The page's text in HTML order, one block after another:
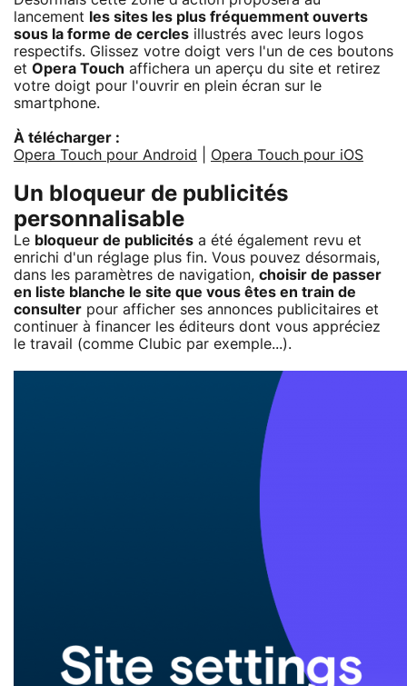
lancement
les sites les plus fréquemment ouverts
sous la forme de cercles illustrés avec leurs logos
respectifs. Glissez votre doigt vers l'un de ces boutons
et Opera Touch affichera un aperçu du site et retirez
votre doigt pour l'ouvrir en plein écran sur le
smartphone.
À télécharger :
Opera Touch pour Android
Opera Touch pour iOS
Un bloqueur de publicités
personnalisable
Le bloqueur de publicités a été également revu et
enrichi d'un réglage plus fin. Vous pouvez désormais,
dans les paramètres de navigation, choisir de passer
en liste blanche le site que vous êtes en train de
consulter pour afficher ses annonces publicitaires et
continuer à financer les éditeurs dont vous appréciez
le travail (comme Clubic par exemple...).